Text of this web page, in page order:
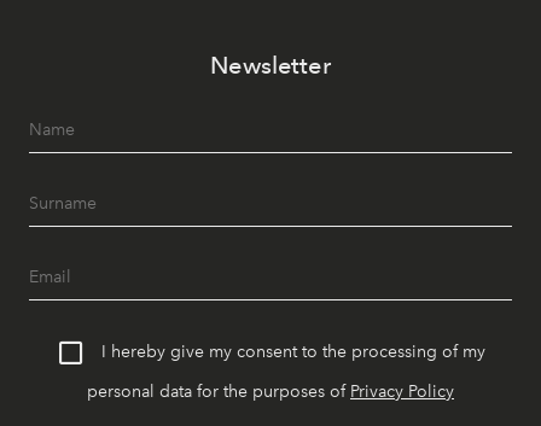
Newsletter
I hereby give my consent to the processing of my
personal data for the purposes of Privacy Policy